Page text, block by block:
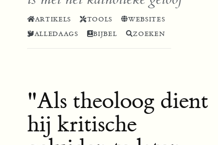
ARTIKELS TOOLS
WEBSITES
ALLEDAAGS
BIJBEL ZOEKEN
"Als theoloog dient
hij kritische